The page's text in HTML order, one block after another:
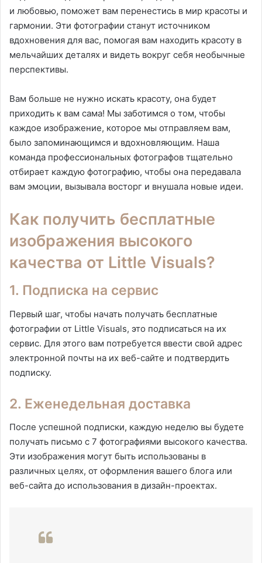
и любовью, поможет вам перенестись в мир красоты и
гармонии. Эти фотографии станут источником
вдохновения для вас, помогая вам находить красоту в
мельчайших деталях и видеть вокруг себя необычные
перспективы.
Вам больше не нужно искать красоту, она будет
приходить к вам сама! Мы заботимся о том, чтобы
каждое изображение, которое мы отправляем вам,
было запоминающимся и вдохновляющим. Наша
команда профессиональных фотографов тщательно
отбирает каждую фотографию, чтобы она передавала
вам эмоции, вызывала восторг и внушала новые идеи.
Как получить бесплатные
изображения высокого
качества от Little Visuals?
1. Подписка на сервис
Первый шаг, чтобы начать получать бесплатные
фотографии от Little Visuals, это подписаться на их
сервис. Для этого вам потребуется ввести свой адрес
электронной почты на их веб-сайте и подтвердить
подписку.
2. Еженедельная доставка
После успешной подписки, каждую неделю вы будете
получать письмо с 7 фотографиями высокого качества.
Эти изображения могут быть использованы в
различных целях, от оформления вашего блога или
веб-сайта до использования в дизайн-проектах.